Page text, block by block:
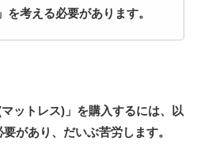
を考える必要があります。
ットレス)」を購入するには、以
があり、だいぶ苦労します。